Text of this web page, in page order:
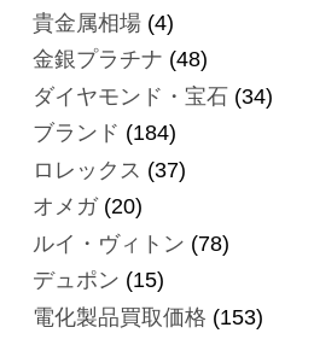
貴金属相場(4)
金銀プラチナ (48)
ダイヤモンド・宝石(34)
ブランド (184)
ロレックス (37)
オメガ(20)
ルイ・ヴィトン (78)
デュポン (15)
電化製品買取価格 (153)